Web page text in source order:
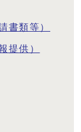
類等）
供）